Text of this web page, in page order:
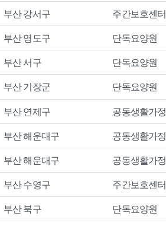
부산 강서구 주간보호센터
부산 영도구 단독요양원
부산 서구 단독요양원
부산 기장군 단독요양원
부산 연제구 공동생활가정
부산 해운대구 공동생활가정
부산 해운대구 공동생활가정
부산 수영구 주간보호센터
부산 북구 단독요양원